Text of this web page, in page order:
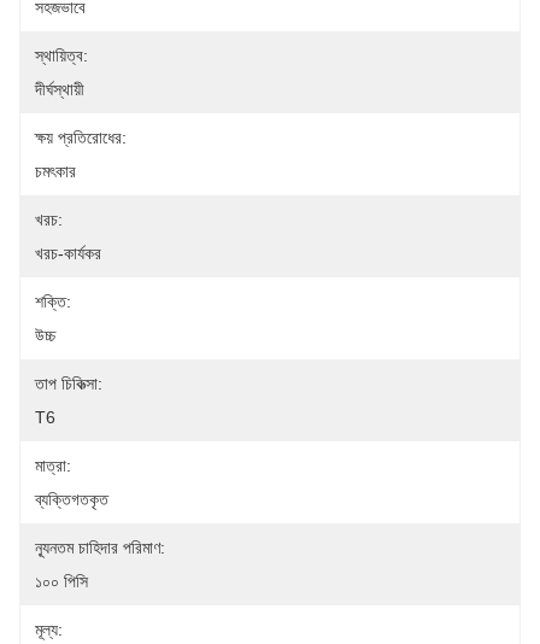
সহজভাবে
স্থায়িত্ব:
দীর্ঘস্থায়ী
ক্ষয় প্রতিরোধের:
চমৎকার
খরচ:
খরচ-কার্যকর
শক্তি:
উচ্চ
তাপ চিকিত্সা:
T6
মাত্রা:
ব্যক্তিগতকৃত
ন্যূনতম চাহিদার পরিমাণ:
১০০ পিসি
মূল্য: